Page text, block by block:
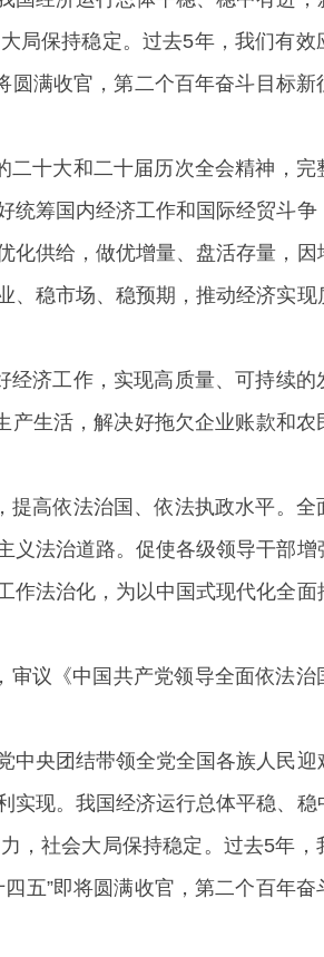
局保持稳定。过去5年，我们有效
圆满收官，第二个百年奋斗目标新
十大和二十届历次全会精神，完
统筹国内经济工作和国际经贸斗争
化供给，做优增量、盘活存量，因
稳市场、稳预期，推动经济实现
济工作，实现高质量、可持续的
生活，解决好拖欠企业账款和农
高依法治国、依法执政水平。全
义法治道路。促使各级领导干部增
法治化，为以中国式现代化全面
议《中国共产党领导全面依法治
中央团结带领全党全国各族人民迎
现。我国经济运行总体平稳、稳
，社会大局保持稳定。过去5年，
五”即将圆满收官，第二个百年奋